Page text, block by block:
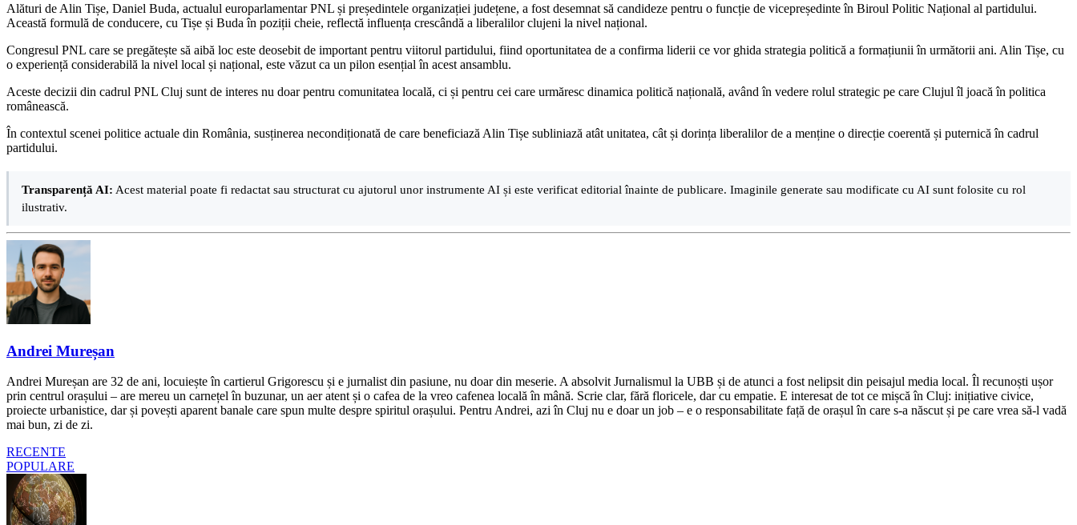
Alături de Alin Tișe, Daniel Buda, actualul europarlamentar PNL și președintele organizației județene, a fost desemnat să candideze pentru o funcție de vicepreședinte în Biroul Politic Național al partidului.
Această formulă de conducere, cu Tișe și Buda în poziții cheie, reflectă influența crescândă a liberalilor clujeni la nivel național.
Congresul PNL care se pregătește să aibă loc este deosebit de important pentru viitorul partidului, fiind oportunitatea de a confirma liderii ce vor ghida strategia politică a formațiunii în următorii ani. Alin Tișe, cu
o experiență considerabilă la nivel local și național, este văzut ca un pilon esențial în acest ansamblu.
Aceste decizii din cadrul PNL Cluj sunt de interes nu doar pentru comunitatea locală, ci și pentru cei care urmăresc dinamica politică națională, având în vedere rolul strategic pe care Clujul îl joacă în politica
românească.
În contextul scenei politice actuale din România, susținerea necondiționată de care beneficiază Alin Tișe subliniază atât unitatea, cât și dorința liberalilor de a menține o direcție coerentă și puternică în cadrul
partidului.
Transparență AI: Acest material poate fi redactat sau structurat cu ajutorul unor instrumente AI și este verificat editorial înainte de publicare. Imaginile generate sau modificate cu AI sunt folosite cu rol
ilustrativ.
Andrei Mureșan
Andrei Mureșan are 32 de ani, locuiește în cartierul Grigorescu și e jurnalist din pasiune, nu doar din meserie. A absolvit Jurnalismul la UBB și de atunci a fost nelipsit din peisajul media local. Îl recunoști ușor
prin centrul orașului – are mereu un carnețel în buzunar, un aer atent și o cafea de la vreo cafenea locală în mână. Scrie clar, fără floricele, dar cu empatie. E interesat de tot ce mișcă în Cluj: inițiative civice,
proiecte urbanistice, dar și povești aparent banale care spun multe despre spiritul orașului. Pentru Andrei, azi în Cluj nu e doar un job – e o responsabilitate față de orașul în care s-a născut și pe care vrea să-l vadă
mai bun, zi de zi.
RECENTE
POPULARE